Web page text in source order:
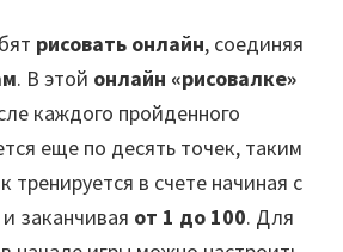
рисовать онлайн, соединяя
. В этой онлайн «рисовалке»
каждого пройденного
еще по десять точек, таким
тренируется в счете начиная с
и заканчивая от 1 до 100. Для